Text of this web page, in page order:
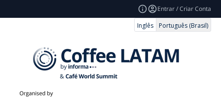
Entrar / Criar Conta
Inglês
Português (Brasil)